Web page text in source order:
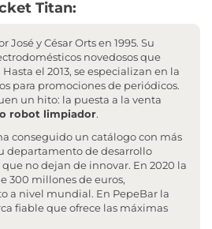
Titan:
José y César Orts en 1995. Su
novedosos que
el 2013, se especializan en la
para promociones de periódicos.
un hito: la puesta a la venta
robot limpiador.
conseguido un catálogo con más
departamento de desarrollo
no dejan de innovar. En 2020 la
300 millones de euros,
a nivel mundial. En PepeBar la
fiable que ofrece las máximas